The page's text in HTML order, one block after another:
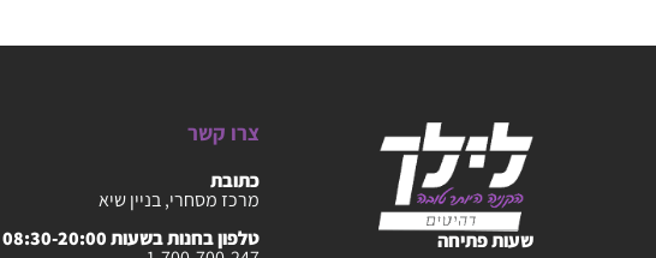
שעות פתיחה
צרו קשר
כתובת
מרכז מסחרי, בניין שיא
טלפון בחנות בשעות 08:30-20:00